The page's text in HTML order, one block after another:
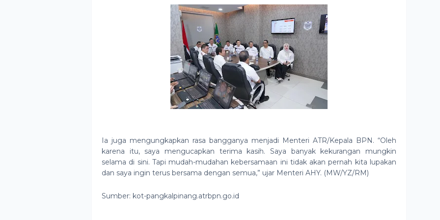
Ia juga mengungkapkan rasa bangganya menjadi Menteri ATR/Kepala BPN. “Oleh
karena itu, saya mengucapkan terima kasih. Saya banyak kekurangan mungkin
selama di sini. Tapi mudah-mudahan kebersamaan ini tidak akan pernah kita lupakan
dan saya ingin terus bersama dengan semua,” ujar Menteri AHY. (MW/YZ/RM)
Sumber: kot-pangkalpinang.atrbpn.go.id